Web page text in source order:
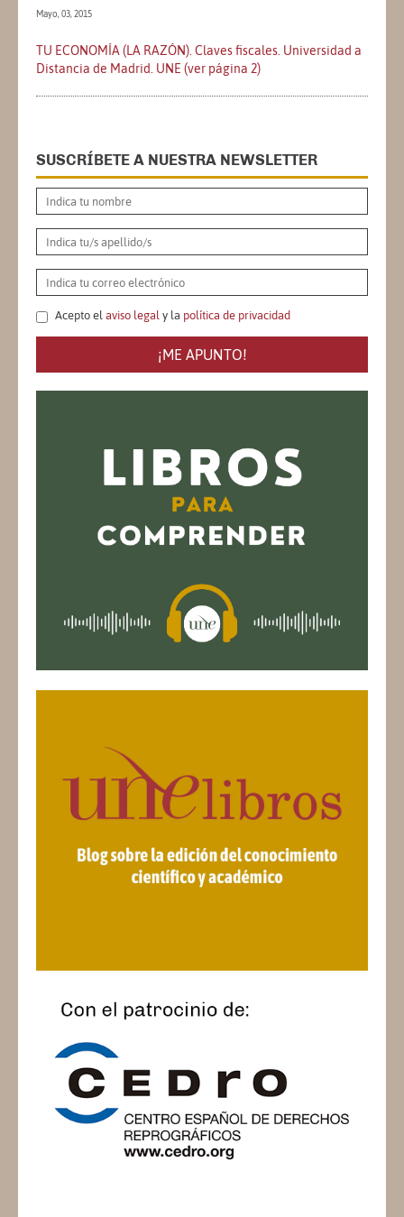
Mayo, 03, 2015
TU ECONOMÍA (LA RAZÓN). Claves fiscales. Universidad a
Distancia de Madrid. UNE (ver página 2)
SUSCRÍBETE A NUESTRA NEWSLETTER
Acepto el aviso legal y la política de privacidad